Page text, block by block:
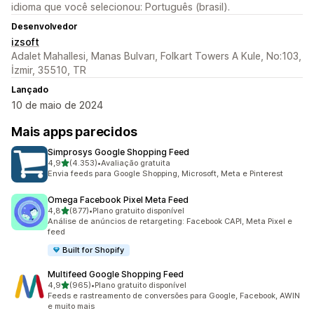
idioma que você selecionou: Português (brasil).
Desenvolvedor
izsoft
Adalet Mahallesi, Manas Bulvarı, Folkart Towers A Kule, No:103,
İzmir, 35510, TR
Lançado
10 de maio de 2024
Mais apps parecidos
Simprosys Google Shopping Feed
4,9de 5 estrelas
(4.353)
4353 avaliações ao todo
•Avaliação gratuita
Envia feeds para Google Shopping, Microsoft, Meta e Pinterest
Omega Facebook Pixel Meta Feed
4,8de 5 estrelas
(877)
877 avaliações ao todo
•Plano gratuito disponível
Análise de anúncios de retargeting: Facebook CAPI, Meta Pixel e
feed
Built for Shopify
Multifeed Google Shopping Feed
4,9de 5 estrelas
(965)
965 avaliações ao todo
•Plano gratuito disponível
Feeds e rastreamento de conversões para Google, Facebook, AWIN
e muito mais